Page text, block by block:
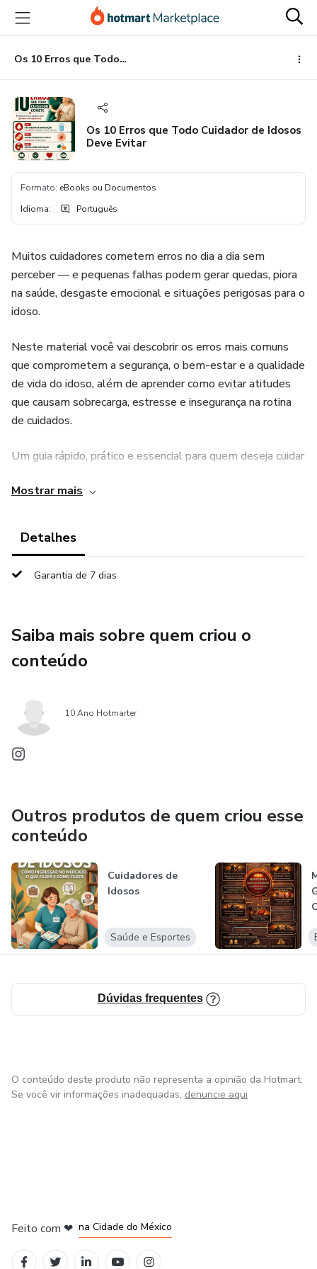
para
conteúdo
principal
para
pagamento
para
rodapé
Os 10 Erros que Todo Cuidador de Idosos Deve Evitar
Os 10 Erros que Todo Cuidador de Idosos
Deve Evitar
Formato: eBooks ou Documentos
Idioma: Português
Muitos cuidadores cometem erros no dia a dia sem
perceber — e pequenas falhas podem gerar quedas, piora
na saúde, desgaste emocional e situações perigosas para o
idoso.
Neste material você vai descobrir os erros mais comuns
que comprometem a segurança, o bem-estar e a qualidade
de vida do idoso, além de aprender como evitar atitudes
que causam sobrecarga, estresse e insegurança na rotina
de cuidados.
Um guia rápido, prático e essencial para quem deseja cuidar
que podem custar caro no futuro.
Mostrar mais
Detalhes
Garantia de 7 dias
Saiba mais sobre quem criou o
conteúdo
10 Ano Hotmarter
Outros produtos de quem criou esse
conteúdo
Cuidadores de
Idosos
Saúde e Esportes
Dúvidas frequentes
O conteúdo deste produto não representa a opinião da Hotmart.
Se você vir informações inadequadas, denuncie aqui
Feito com ❤ na Cidade do México